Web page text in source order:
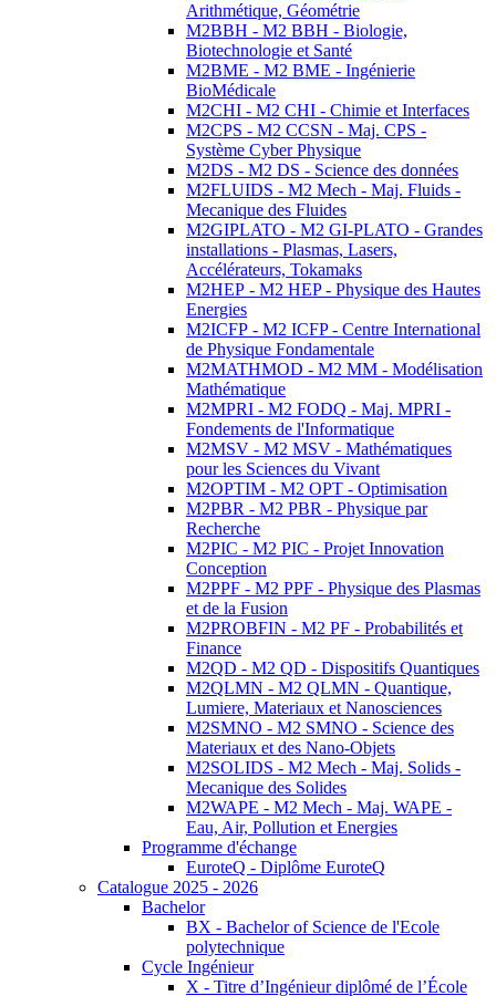
Arithmétique, Géométrie
M2BBH - M2 BBH - Biologie,
Biotechnologie et Santé
M2BME - M2 BME - Ingénierie
BioMédicale
M2CHI - M2 CHI - Chimie et Interfaces
M2CPS - M2 CCSN - Maj. CPS -
Système Cyber Physique
M2DS - M2 DS - Science des données
M2FLUIDS - M2 Mech - Maj. Fluids -
Mecanique des Fluides
M2GIPLATO - M2 GI-PLATO - Grandes
installations - Plasmas, Lasers,
Accélérateurs, Tokamaks
M2HEP - M2 HEP - Physique des Hautes
Energies
M2ICFP - M2 ICFP - Centre International
de Physique Fondamentale
M2MATHMOD - M2 MM - Modélisation
Mathématique
M2MPRI - M2 FODQ - Maj. MPRI -
Fondements de l'Informatique
M2MSV - M2 MSV - Mathématiques
pour les Sciences du Vivant
M2OPTIM - M2 OPT - Optimisation
M2PBR - M2 PBR - Physique par
Recherche
M2PIC - M2 PIC - Projet Innovation
Conception
M2PPF - M2 PPF - Physique des Plasmas
et de la Fusion
M2PROBFIN - M2 PF - Probabilités et
Finance
M2QD - M2 QD - Dispositifs Quantiques
M2QLMN - M2 QLMN - Quantique,
Lumiere, Materiaux et Nanosciences
M2SMNO - M2 SMNO - Science des
Materiaux et des Nano-Objets
M2SOLIDS - M2 Mech - Maj. Solids -
Mecanique des Solides
M2WAPE - M2 Mech - Maj. WAPE -
Eau, Air, Pollution et Energies
Programme d'échange
EuroteQ - Diplôme EuroteQ
Catalogue 2025 - 2026
Bachelor
BX - Bachelor of Science de l'Ecole
polytechnique
Cycle Ingénieur
X - Titre d’Ingénieur diplômé de l’École